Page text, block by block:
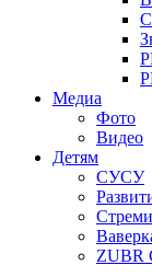
Медиа
Фото
Видео
Детям
СУСУ
ZUBR